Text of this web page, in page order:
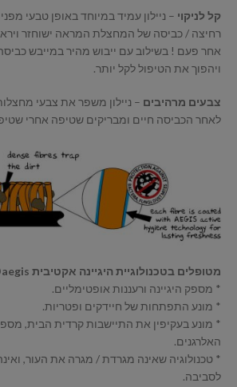
קל לניקוי – ניילון עמיד במיוחד באופן טבעי
רחיצה / כביסה של המחצלת המראה ישוחזר
אחר פעם ! בשילוב עם ייבוש מהיר במייבש
ויהפוך את הטיפול לקל יותר.
צבעים מרהיבים – ניילון משפר את צבעי
לאחר הכביסה חיים ומבריקים שטיפה אחרי
מטופלים בטכנולוגיית היגיינה אקטיבית aegis®
* מספק היגיינה ורעננות אופטימליים.
* מונע התפתחות של חיידקים ופטריות.
* מונע בעקיפין את התיישבות קרדית הבית,
האלרגנים.
* טכנולוגיה שאינה מגרדת / מגרה את העור,
לסביבה.